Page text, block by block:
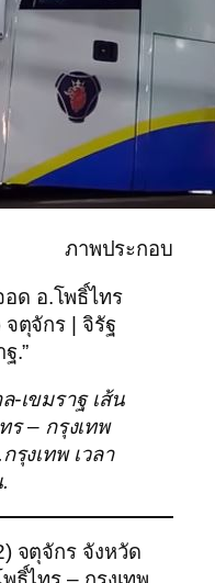
ภาพประกอบ
อด อ.โพธิ์ไทร
ตุจักร | จิรัฐ
.”
-เขมราฐ เส้น
ร – กรุงเทพ
งเทพ เวลา
จตุจักร จังหวัด